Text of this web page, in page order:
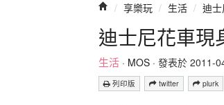
/ 享樂玩 / 生活 / 迪
迪士尼花車現
生活 · MOS · 發表於 2011-
列印版 twitter plurk